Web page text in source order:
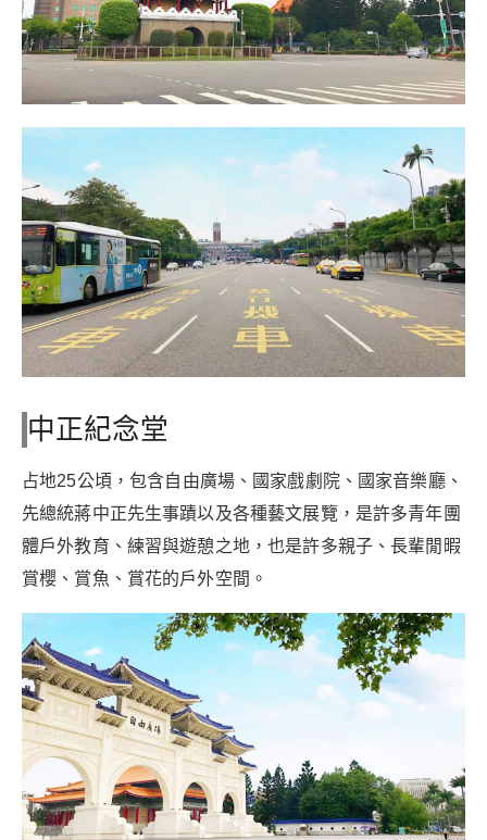
中正紀念堂
占地25公頃，包含自由廣場、國家戲劇院、國家音樂廳、
先總統蔣中正先生事蹟以及各種藝文展覽，是許多青年團
體戶外教育、練習與遊憩之地，也是許多親子、長輩閒暇
賞櫻、賞魚、賞花的戶外空間。